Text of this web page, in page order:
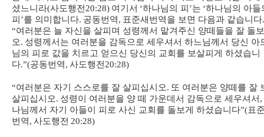
셨느니라(사도행전 20:28) 여기서 ‘하나님의 피 ’는 ‘하나님의 아들
피 ’를 의미합니다. 공동번역, 표준새번역을 보면 다음과 같습니다.
“여러분은 늘 자신을 살피며 성령께서 맡겨주신 양떼들을 잘 돌
오. 성령께서는 여러분을 감독으로 세우셔서 하느님께서 당신 아
님의 피로 값을 치르고 얻으신 당신의 교회를 보살피게 하셨습니
다.”(공동번역, 사도행전 20:28)
“여러분은 자기 스스로를 잘 살피십시오. 또 여러분은 양떼를 잘
살피십시오. 성령이 여러분을 양 떼 가운데서 감독으로 세우셔서 ,
나님께서 자기 아들이 피로 사신 교회를 돌보게 하셨습니다”(표
번역, 사도행전 20:28)